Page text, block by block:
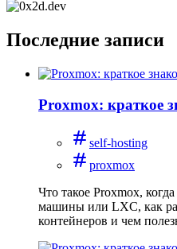
Последние записи
Proxmox: краткое
self-hosting
proxmox
Что такое Proxmox,
машины или LXC, как
контейнеров и чем